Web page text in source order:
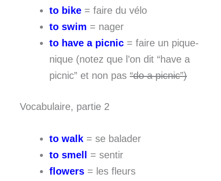
to bike = faire du vélo
to swim = nager
to have a picnic = faire un pique-
nique (notez que l’on dit “have a
picnic” et non pas “do a picnic”)
Vocabulaire, partie 2
to walk = se balader
to smell
= sentir
flowers = les fleurs